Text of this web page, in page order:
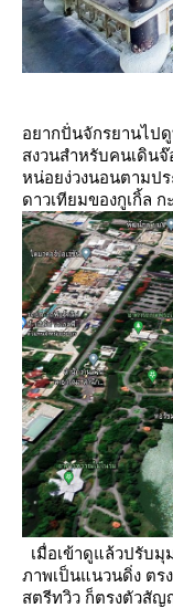
อยากปั่นจักรยานไป
สงวนสำหรับคนเดิน
หน่อยง่วงนอนตามป
ดาวเทียมของกูเกิ้ล ก
เมื่อเข้าดูแล้วปรับมุ
ภาพเป็นแนวนดิ่ง ตร
สตรีทวิว ก็ตรงตัวสัญ